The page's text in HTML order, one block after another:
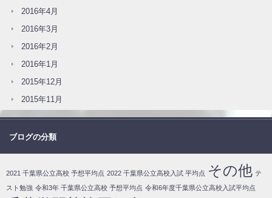
2016年4月
2016年3月
2016年2月
2016年1月
2015年12月
2015年11月
ブログの分類
2021 千葉県公立高校 予想平均点 2022 千葉県公立高校入試 平均点 その他 テ
スト勉強 令和3年 千葉県公立高校 予想平均点 令和6年度千葉県公立高校入試平均点